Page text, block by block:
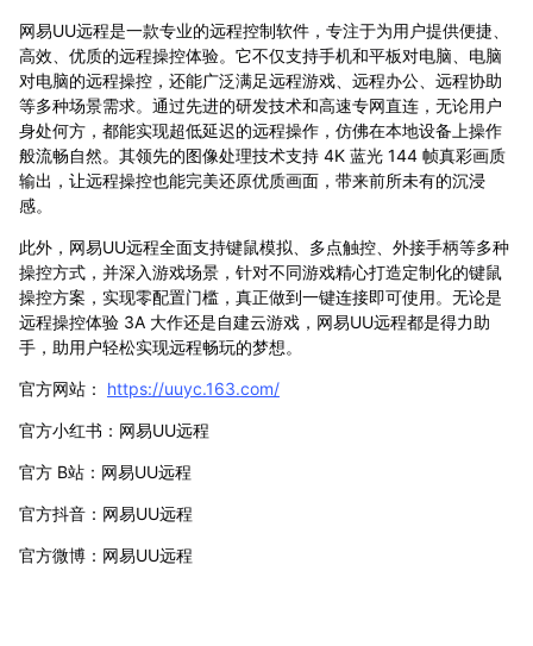
网易UU远程是一款专业的远程控制软件，专注于为用户提供便捷、
高效、优质的远程操控体验。它不仅支持手机和平板对电脑、电脑
对电脑的远程操控，还能广泛满足远程游戏、远程办公、远程协助
等多种场景需求。通过先进的研发技术和高速专网直连，无论用户
身处何方，都能实现超低延迟的远程操作，仿佛在本地设备上操作
般流畅自然。其领先的图像处理技术支持 4K 蓝光 144 帧真彩画质
输出，让远程操控也能完美还原优质画面，带来前所未有的沉浸
感。
此外，网易UU远程全面支持键鼠模拟、多点触控、外接手柄等多种
操控方式，并深入游戏场景，针对不同游戏精心打造定制化的键鼠
操控方案，实现零配置门槛，真正做到一键连接即可使用。无论是
远程操控体验 3A 大作还是自建云游戏，网易UU远程都是得力助
手，助用户轻松实现远程畅玩的梦想。
官方网站： https://uuyc.163.com/
官方小红书：网易UU远程
官方 B站：网易UU远程
官方抖音：网易UU远程
官方微博：网易UU远程